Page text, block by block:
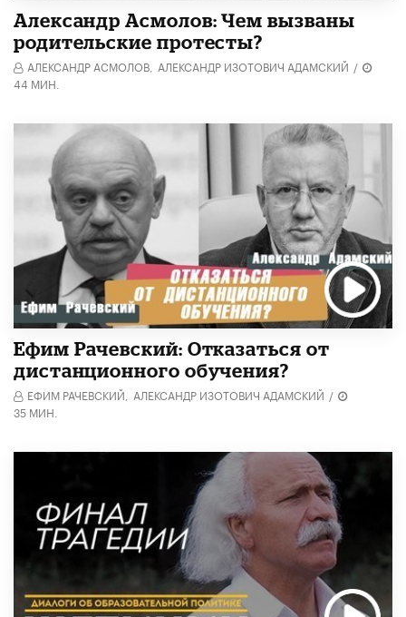
Александр Асмолов: Чем вызваны
родительские протесты?
АЛЕКСАНДР АСМОЛОВ, АЛЕКСАНДР ИЗОТОВИЧ АДАМСКИЙ /
44 МИН.
Ефим Рачевский: Отказаться от
дистанционного обучения?
ЕФИМ РАЧЕВСКИЙ, АЛЕКСАНДР ИЗОТОВИЧ АДАМСКИЙ /
35 МИН.